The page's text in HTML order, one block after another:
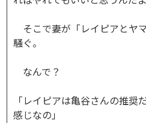
そこで妻が「レイピアとヤ
騒ぐ。
なんで？
「レイピアは亀谷さんの推奨
感じなの」